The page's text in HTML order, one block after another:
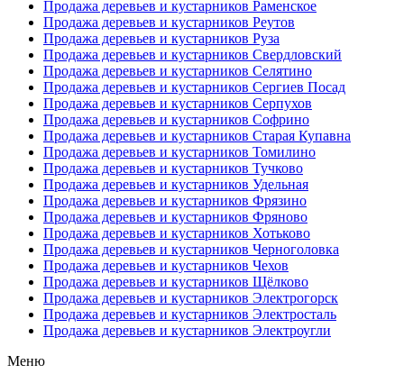
Продажа деревьев и кустарников Раменское
Продажа деревьев и кустарников Реутов
Продажа деревьев и кустарников Руза
Продажа деревьев и кустарников Свердловский
Продажа деревьев и кустарников Селятино
Продажа деревьев и кустарников Сергиев Посад
Продажа деревьев и кустарников Серпухов
Продажа деревьев и кустарников Софрино
Продажа деревьев и кустарников Старая Купавна
Продажа деревьев и кустарников Томилино
Продажа деревьев и кустарников Тучково
Продажа деревьев и кустарников Удельная
Продажа деревьев и кустарников Фрязино
Продажа деревьев и кустарников Фряново
Продажа деревьев и кустарников Хотьково
Продажа деревьев и кустарников Черноголовка
Продажа деревьев и кустарников Чехов
Продажа деревьев и кустарников Щёлково
Продажа деревьев и кустарников Электрогорск
Продажа деревьев и кустарников Электросталь
Продажа деревьев и кустарников Электроугли
Меню